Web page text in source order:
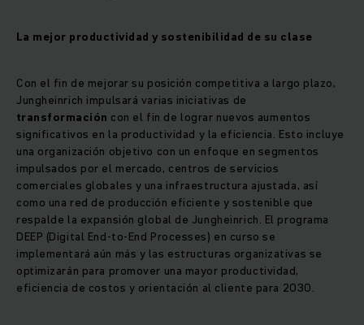
La mejor productividad y sostenibilidad de su clase
Con el fin de mejorar su posición competitiva a largo plazo,
Jungheinrich impulsará varias iniciativas de
transformación con el fin de lograr nuevos aumentos
significativos en la productividad y la eficiencia. Esto incluye
una organización objetivo con un enfoque en segmentos
impulsados por el mercado, centros de servicios
comerciales globales y una infraestructura ajustada, así
como una red de producción eficiente y sostenible que
respalde la expansión global de Jungheinrich. El programa
DEEP (Digital End-to-End Processes) en curso se
implementará aún más y las estructuras organizativas se
optimizarán para promover una mayor productividad,
eficiencia de costos y orientación al cliente para 2030.